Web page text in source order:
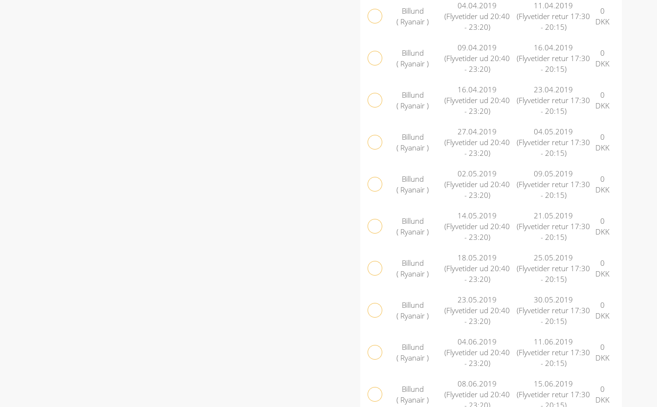
Billund
( Ryanair )
04.04.2019
(Flyvetider ud 20:40
- 23:20)
11.04.2019
(Flyvetider retur 17:30
- 20:15)
0
DKK
Billund
( Ryanair )
09.04.2019
(Flyvetider ud 20:40
- 23:20)
16.04.2019
(Flyvetider retur 17:30
- 20:15)
0
DKK
Billund
( Ryanair )
16.04.2019
(Flyvetider ud 20:40
- 23:20)
23.04.2019
(Flyvetider retur 17:30
- 20:15)
0
DKK
Billund
( Ryanair )
27.04.2019
(Flyvetider ud 20:40
- 23:20)
04.05.2019
(Flyvetider retur 17:30
- 20:15)
0
DKK
Billund
( Ryanair )
02.05.2019
(Flyvetider ud 20:40
- 23:20)
09.05.2019
(Flyvetider retur 17:30
- 20:15)
0
DKK
Billund
( Ryanair )
14.05.2019
(Flyvetider ud 20:40
- 23:20)
21.05.2019
(Flyvetider retur 17:30
- 20:15)
0
DKK
Billund
( Ryanair )
18.05.2019
(Flyvetider ud 20:40
- 23:20)
25.05.2019
(Flyvetider retur 17:30
- 20:15)
0
DKK
Billund
( Ryanair )
23.05.2019
(Flyvetider ud 20:40
- 23:20)
30.05.2019
(Flyvetider retur 17:30
- 20:15)
0
DKK
Billund
( Ryanair )
04.06.2019
(Flyvetider ud 20:40
- 23:20)
11.06.2019
(Flyvetider retur 17:30
- 20:15)
0
DKK
Billund
( Ryanair )
08.06.2019
(Flyvetider ud 20:40
- 23:20)
15.06.2019
(Flyvetider retur 17:30
- 20:15)
0
DKK